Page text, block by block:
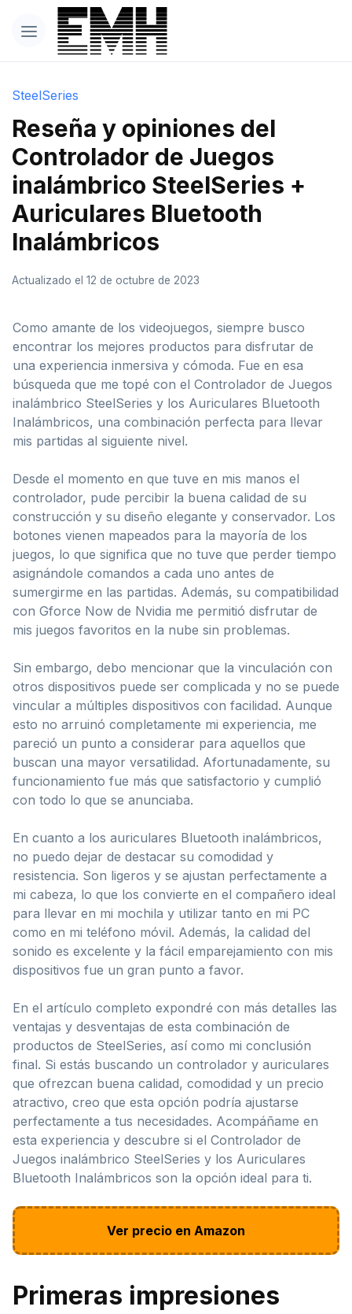
SteelSeries
Reseña y opiniones del
Controlador de Juegos
inalámbrico SteelSeries +
Auriculares Bluetooth
Inalámbricos
Actualizado el 12 de octubre de 2023
Como amante de los videojuegos, siempre busco
encontrar los mejores productos para disfrutar de
una experiencia inmersiva y cómoda. Fue en esa
búsqueda que me topé con el Controlador de Juegos
inalámbrico SteelSeries y los Auriculares Bluetooth
Inalámbricos, una combinación perfecta para llevar
mis partidas al siguiente nivel.
Desde el momento en que tuve en mis manos el
controlador, pude percibir la buena calidad de su
construcción y su diseño elegante y conservador. Los
botones vienen mapeados para la mayoría de los
juegos, lo que significa que no tuve que perder tiempo
asignándole comandos a cada uno antes de
sumergirme en las partidas. Además, su compatibilidad
con Gforce Now de Nvidia me permitió disfrutar de
mis juegos favoritos en la nube sin problemas.
Sin embargo, debo mencionar que la vinculación con
otros dispositivos puede ser complicada y no se puede
vincular a múltiples dispositivos con facilidad. Aunque
esto no arruinó completamente mi experiencia, me
pareció un punto a considerar para aquellos que
buscan una mayor versatilidad. Afortunadamente, su
funcionamiento fue más que satisfactorio y cumplió
con todo lo que se anunciaba.
En cuanto a los auriculares Bluetooth inalámbricos,
no puedo dejar de destacar su comodidad y
resistencia. Son ligeros y se ajustan perfectamente a
mi cabeza, lo que los convierte en el compañero ideal
para llevar en mi mochila y utilizar tanto en mi PC
como en mi teléfono móvil. Además, la calidad del
sonido es excelente y la fácil emparejamiento con mis
dispositivos fue un gran punto a favor.
En el artículo completo expondré con más detalles las
ventajas y desventajas de esta combinación de
productos de SteelSeries, así como mi conclusión
final. Si estás buscando un controlador y auriculares
que ofrezcan buena calidad, comodidad y un precio
atractivo, creo que esta opción podría ajustarse
perfectamente a tus necesidades. Acompáñame en
esta experiencia y descubre si el Controlador de
Juegos inalámbrico SteelSeries y los Auriculares
Bluetooth Inalámbricos son la opción ideal para ti.
Ver precio en Amazon
Primeras impresiones